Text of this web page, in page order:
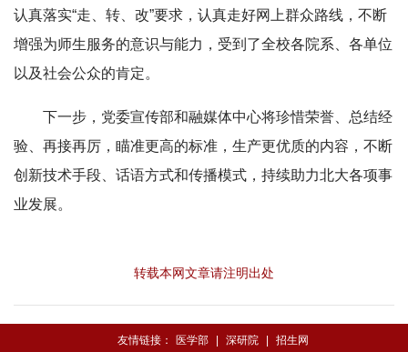
认真落实“走、转、改”要求，认真走好网上群众路线，不断
增强为师生服务的意识与能力，受到了全校各院系、各单位
以及社会公众的肯定。
下一步，党委宣传部和融媒体中心将珍惜荣誉、总结经
验、再接再厉，瞄准更高的标准，生产更优质的内容，不断
创新技术手段、话语方式和传播模式，持续助力北大各项事
业发展。
转载本网文章请注明出处
友情链接： 医学部 | 深研院 | 招生网